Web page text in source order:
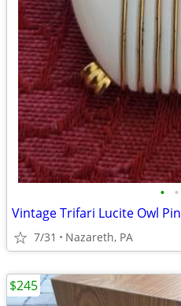
• •
Vintage Trifari Lucite Owl Pin
7/31 Nazareth, PA
$245